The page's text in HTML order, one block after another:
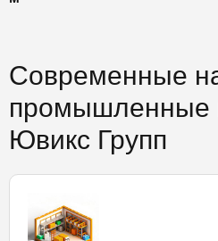
Современные
промышленные
Ювикс Групп